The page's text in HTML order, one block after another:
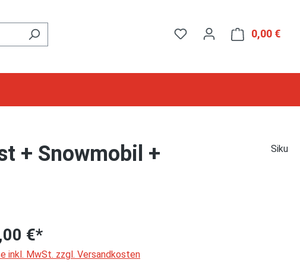
0,00 €
+ Snowmobil +
Siku
€*
inkl. MwSt. zzgl. Versandkosten